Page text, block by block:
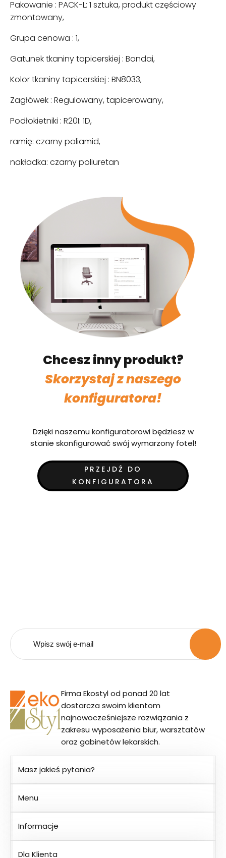
Pakowanie : PACK-L: 1 sztuka, produkt częściowy
zmontowany,
Grupa cenowa : 1,
Gatunek tkaniny tapicerskiej : Bondai,
Kolor tkaniny tapicerskiej : BN8033,
Zagłówek : Regulowany, tapicerowany,
Podłokietniki : R20I: 1D,
ramię: czarny poliamid,
nakładka: czarny poliuretan
Chcesz inny produkt?
Skorzystaj z naszego
konfiguratora!
Dzięki naszemu konfiguratorowi będziesz w
stanie skonfigurować swój wymarzony fotel!
PRZEJDŹ DO
KONFIGURATORA
Firma Ekostyl od ponad 20 lat
dostarcza swoim klientom
najnowocześniejsze rozwiązania z
zakresu wyposażenia biur, warsztatów
oraz gabinetów lekarskich.
Masz jakieś pytania?
Menu
Informacje
Dla Klienta